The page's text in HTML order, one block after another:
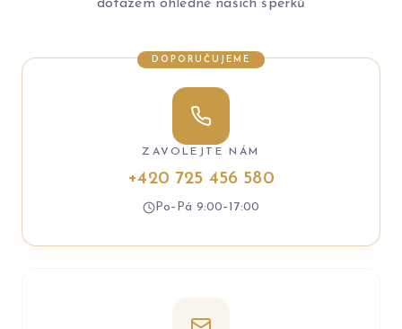
dotazem ohledně našich šperků
DOPORUČUJEME
ZAVOLEJTE NÁM
+420 725 456 580
Po–Pá 9:00–17:00